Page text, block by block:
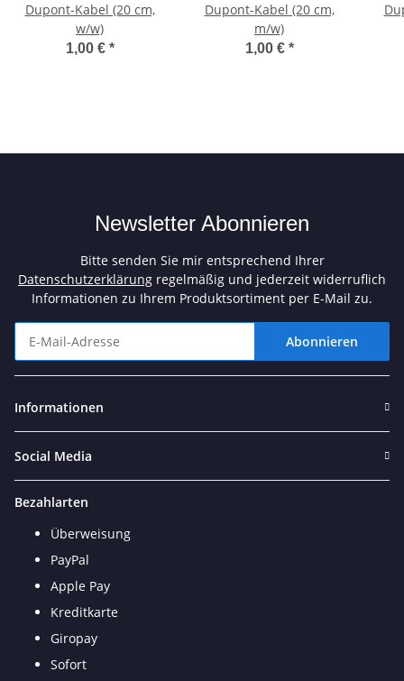
Dupont-Kabel (20 cm,
w/w)
1,00 € *
Dupont-Kabel (20 cm,
m/w)
1,00 € *
Newsletter Abonnieren
Bitte senden Sie mir entsprechend Ihrer
Datenschutzerklärung regelmäßig und jederzeit widerruflich
Informationen zu Ihrem Produktsortiment per E-Mail zu.
Abonnieren
Informationen
Social Media
Bezahlarten
Überweisung
PayPal
Apple Pay
Kreditkarte
Giropay
Sofort